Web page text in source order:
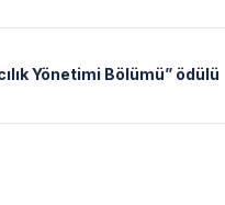
Yönetimi Bölümü” ödülü